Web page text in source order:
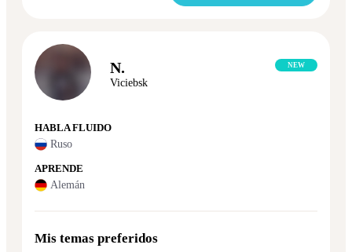
N.
Viciebsk
NEW
HABLA FLUIDO
Ruso
APRENDE
Alemán
Mis temas preferidos